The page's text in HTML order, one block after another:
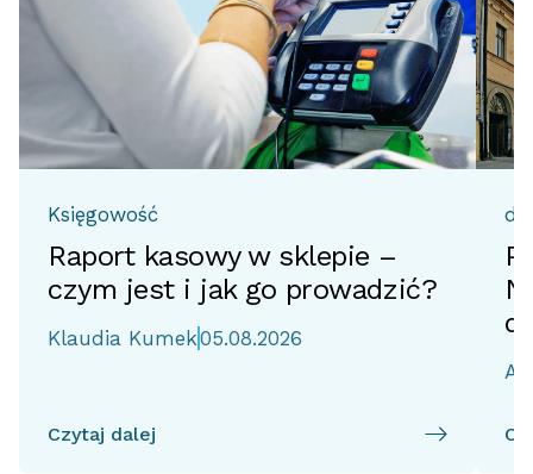
Księgowość
Raport kasowy w sklepie –
czym jest i jak go prowadzić?
Klaudia Kumek05.08.2026
Czytaj dalej